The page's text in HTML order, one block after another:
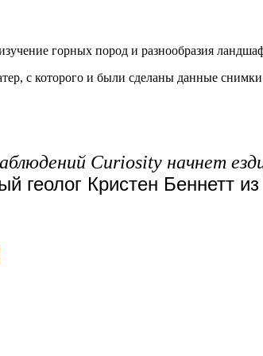
горных пород и разнообразия
с которого и были сделаны данные
Curiosity начнет
геолог Кристен Беннетт